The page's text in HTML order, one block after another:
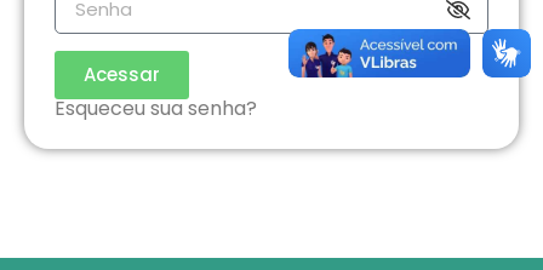
Acessar
Esqueceu sua senha?